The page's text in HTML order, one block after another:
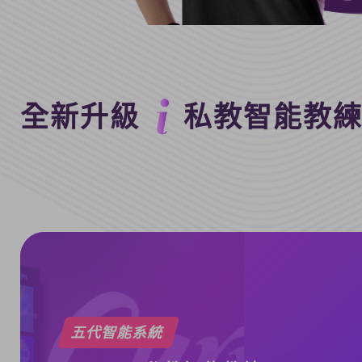
全新升級 私教智能教
五代智能系統